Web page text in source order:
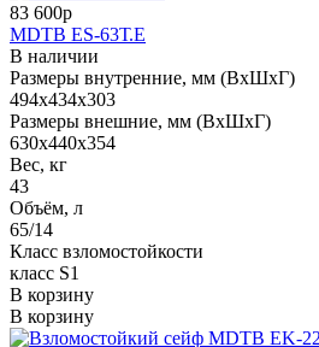
83 600р
MDTB ES-63Т.Е
В наличии
Размеры внутренние, мм (ВхШхГ)
494x434x303
Размеры внешние, мм (ВхШхГ)
630x440x354
Вес, кг
43
Объём, л
65/14
Класс взломостойкости
класс S1
В корзину
В корзину